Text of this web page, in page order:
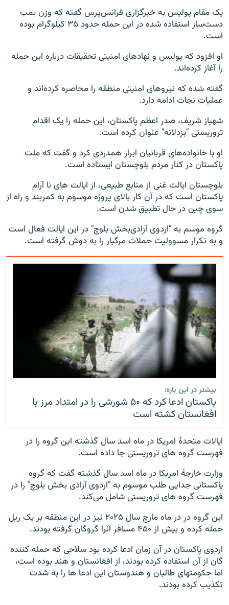
یک مقام پولیس به خبرگزاری فرانس‌پرس گفته که وزن بمب
دست‌ساز استفاده ‌شده در این حمله حدود ۳۵ کیلوگرام بوده
است.
او افزود که پولیس و نهادهای امنیتی تحقیقات درباره این حمله
را آغاز کرده‌اند.
گفته شده که نیروهای امنیتی منطقه را محاصره کرده‌اند و
عملیات نجات ادامه دارد.
شهباز شریف، صدر اعظم پاکستان، این حمله را یک اقدام
تروریستی "بزدلانه" عنوان کرده است.
او با خانواده‌های قربانیان ابراز همدردی کرد و گفت که ملت
پاکستان در کنار مردم بلوچستان ایستاده است.
بلوچستان ایالت غنی از منابع طبیعی، از ایالت های نا آرام
پاکستان است که در آن کار بالای پروژه موسوم به کمربند و راه از
سوی چین در حال تطبیق شدن است.
گروه موسم به "اردوی آزادی‌بخش بلوچ" در این ایالت فعال است
و به تکرار مسوولیت حملات مرگبار را به دوش گرفته است.
بیشتر در این باره:
پاکستان ادعا کرد که ۵۰ شورشی را در امتداد مرز با
افغانستان کشته است
ایالات متحدۀ امریکا در ماه اسد سال گذشته این گروه را در
فهرست گروه های تروریستی جا داده است.
وزارت خارجۀ امریکا در ماه اسد سال گذشته گفت که گروه
پاکستانی جدایی طلب موسوم به "اردوی آزادی بخش بلوچ" را در
فهرست گروه های تروریستی شامل می‌کند.
این گروه در در ماه مارچ سال ۲۰۲۵ نیز در این منطقه بر یک ریل
حمله کرده و بیش از ۴۵۰ مسافر آنرا گروگان گرفته بودند.
اردوی پاکستان در آن زمان ادعا کرده بود سلاحی که حمله کننده
گان از آن استفاده کرده بودند، از افغانستان و هند بوده است،
اما حکومتهای طالبان و هندوستان این ادعا ها را به شدت
تکذیب کرده بودند.